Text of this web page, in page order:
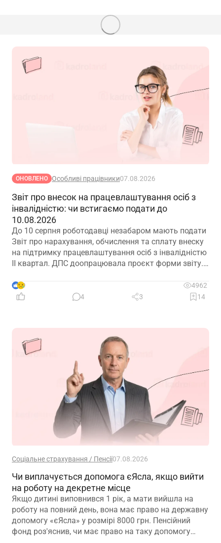
ОНОВЛЕНО Особливі працівники07.08.2026
Звіт про внесок на працевлаштування осіб з
інвалідністю: чи встигаємо подати до
10.08.2026
До 10 серпня роботодавці незабаром мають подати
Звіт про нарахування, обчислення та сплату внеску
на підтримку працевлаштування осіб з інвалідністю
ІІ квартал. ДПС доопрацювала проєкт форми звіту.
далі
9
4962
4
3 14
Соціальне страхування / Пенсії07.08.2026
Чи виплачується допомога єЯсла, якщо вийти
на роботу на декретне місце
Якщо дитині виповнився 1 рік, а мати вийшла на
роботу на повний день, вона має право на державну
допомогу «єЯсла» у розмірі 8000 грн. Пенсійний
фонд роз'яснив, чи має право на таку допомогу